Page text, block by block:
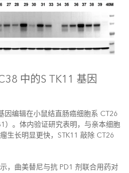
中的S TK11 基因
因编辑在小鼠结直肠癌细胞系 CT26
）。体内验证研究表明，与亲本细胞
生长明显更快，STK11 敲除 CT26
，曲美替尼与抗 PD1 剂联合用药对